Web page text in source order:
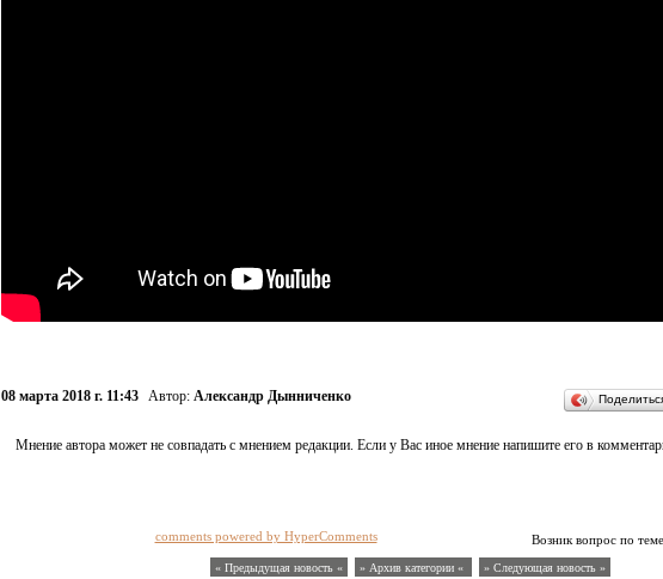
08 марта 2018 г. 11:43 Автор: Александр Дынниченко
Мнение автора может не совпадать с мнением редакции. Если у Вас иное мнение напишите его в
Возник вопрос по
comments powered by HyperComments
« Предыдущая новость « » Архив категории « » Следующая новость »